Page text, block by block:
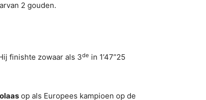
2 gouden.
finishte zowaar als 3de in 1’47”25
op als Europees kampioen op de